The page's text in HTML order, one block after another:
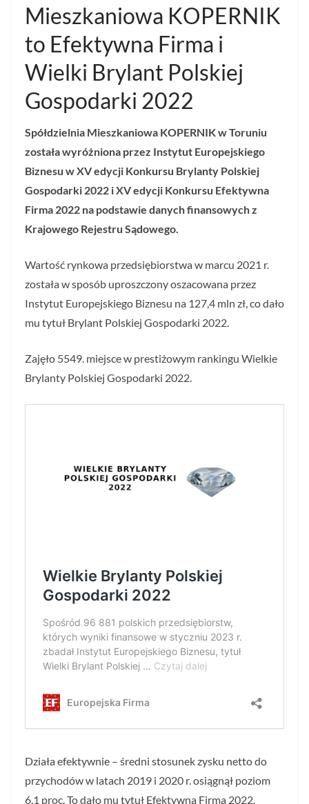
Mieszkaniowa KOPERNIK
to Efektywna Firma i
Wielki Brylant Polskiej
Gospodarki 2022
Spółdzielnia Mieszkaniowa KOPERNIKw Toruniu
została wyróżniona przez Instytut Europejskiego
Biznesu w XV edycji Konkursu Brylanty Polskiej
Gospodarki 2022 i XV edycji Konkursu Efektywna
Firma 2022 na podstawie danych finansowych z
Krajowego Rejestru Sądowego.
Wartość rynkowa przedsiębiorstwa w marcu 2021 r.
została w sposób uproszczony oszacowana przez
Instytut Europejskiego Biznesu na 127,4 mln zł, co dało
mu tytuł Brylant Polskiej Gospodarki 2022.
Zajęło 5549. miejsce w prestiżowym rankingu Wielkie
Brylanty Polskiej Gospodarki 2022.
Działa efektywnie – średni stosunek zysku netto do
przychodów w latach 2019 i 2020 r. osiągnął poziom
6,1 proc. To dało mu tytuł Efektywna Firma 2022.